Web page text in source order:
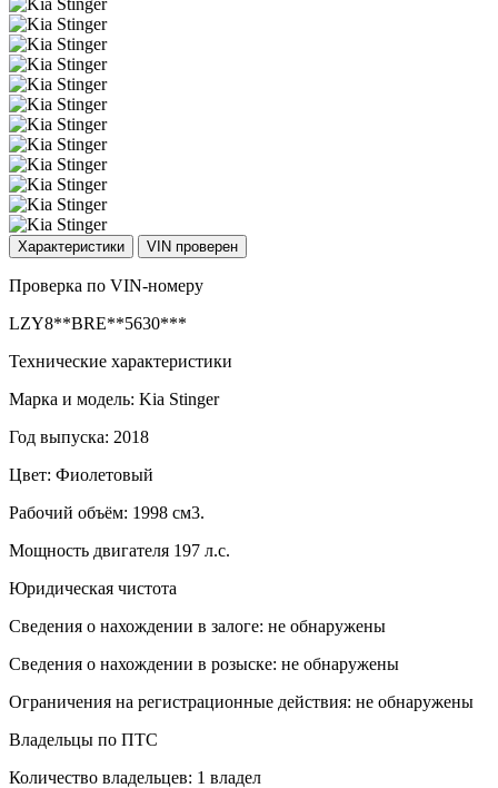
Характеристики VIN проверен
Проверка по VIN-номеру
LZY8**BRE**5630***
Технические характеристики
Марка и модель: Kia Stinger
Год выпуска: 2018
Цвет: Фиолетовый
Рабочий объём: 1998 см3.
Мощность двигателя 197 л.с.
Юридическая чистота
Сведения о нахождении в залоге: не обнаружены
Сведения о нахождении в розыске: не обнаружены
Ограничения на регистрационные действия: не обнаружены
Владельцы по ПТС
Количество владельцев: 1 владел